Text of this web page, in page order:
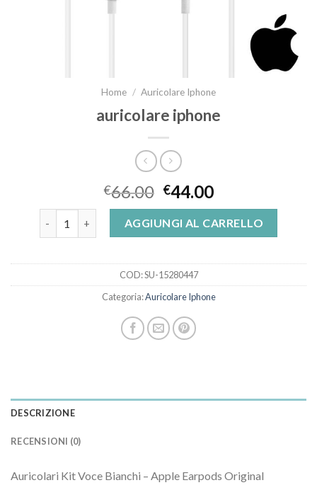
Home / Auricolare Iphone
auricolare iphone
€66.00 €44.00
auricolare iphone quantitàAGGIUNGI AL CARRELLO
COD:SU-15280447
Categoria:Auricolare Iphone
DESCRIZIONE
RECENSIONI (0)
Auricolari Kit Voce Bianchi – Apple Earpods Original